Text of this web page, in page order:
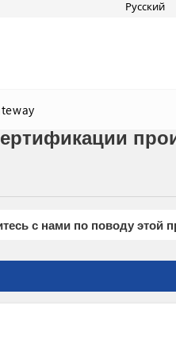
Русский
с нами по поводу этой